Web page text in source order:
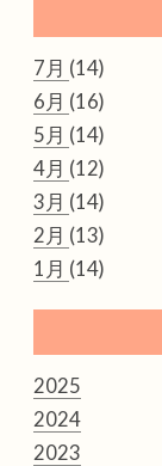
7月 (14)
6月 (16)
5月 (14)
4月 (12)
3月 (14)
2月 (13)
1月 (14)
2025
2024
2023